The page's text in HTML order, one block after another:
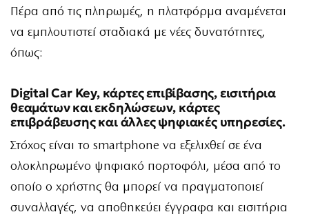
Πέρα από τις πληρωμές, η πλατφόρμα αναμένεται
να εμπλουτιστεί σταδιακά με νέες δυνατότητες,
όπως:
Digital Car Key, κάρτες επιβίβασης, εισιτήρια
θεαμάτων και εκδηλώσεων, κάρτες
επιβράβευσης και άλλες ψηφιακές υπηρεσίες.
Στόχος είναι το smartphone να εξελιχθεί σε ένα
ολοκληρωμένο ψηφιακό πορτοφόλι, μέσα από το
οποίο ο χρήστης θα μπορεί να πραγματοποιεί
συναλλαγές, να αποθηκεύει έγγραφα και εισιτήρια